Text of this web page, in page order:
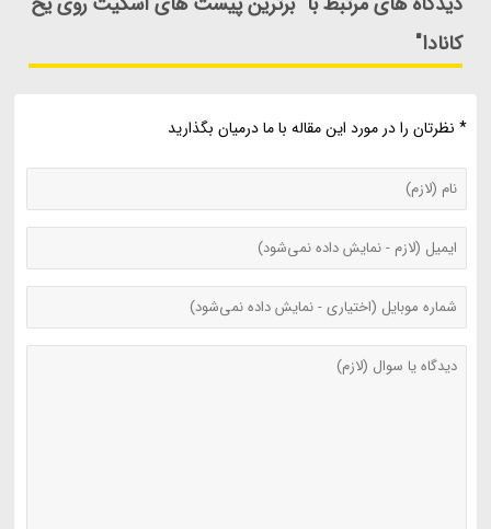
کانادا"
* نظرتان را در مورد این مقاله با ما درمیان بگذارید